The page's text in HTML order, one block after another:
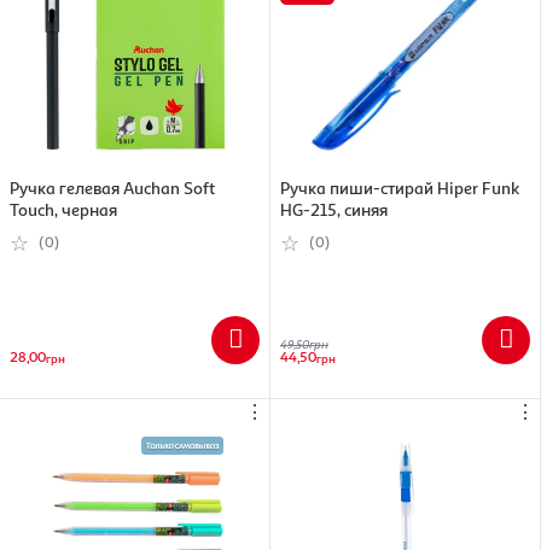
Ручка гелевая Auchan Soft
Touch, черная
(0)
28,00грн
Ручка пиши-стирай Hiper Funk
HG-215, синяя
(0)
49,50грн
44,50грн
⋮ ⋮